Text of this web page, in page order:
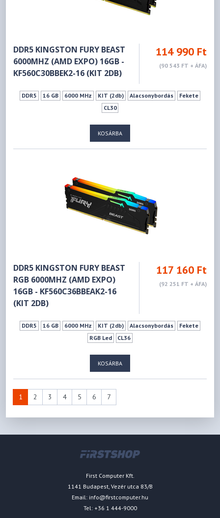
DDR5 KINGSTON FURY BEAST
6000MHZ (AMD EXPO) 16GB -
KF560C30BBEK2-16 (KIT 2DB)
114 990 Ft
(90 543 FT + ÁFA)
DDR5 16 GB 6000 MHz KIT (2db) Alacsonybordás
Fekete
CL30
KOSÁRBA
DDR5 KINGSTON FURY BEAST
RGB 6000MHZ (AMD EXPO)
16GB - KF560C36BBEAK2-16
(KIT 2DB)
117 160 Ft
(92 251 FT + ÁFA)
DDR5 16 GB 6000 MHz KIT (2db) Alacsonybordás
Fekete
RGB Led
CL36
KOSÁRBA
1 2 3 4 5 6 7
First Computer Kft.
1141 Budapest, Vezér utca 83/B
Email: info@firstcomputer.hu
Tel: +36 1 444-9000